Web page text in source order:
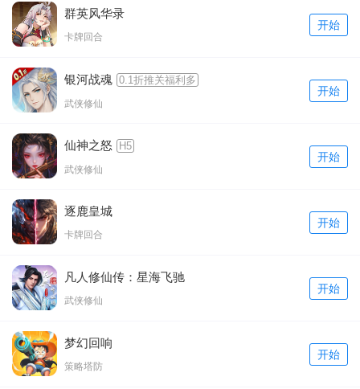
群英风华录
卡牌回合
开始
银河战魂 0.1折推关福利多
武侠修仙
开始
仙神之怒 H5
武侠修仙
开始
逐鹿皇城
卡牌回合
开始
凡人修仙传：星海飞驰
武侠修仙
开始
梦幻回响
策略塔防
开始